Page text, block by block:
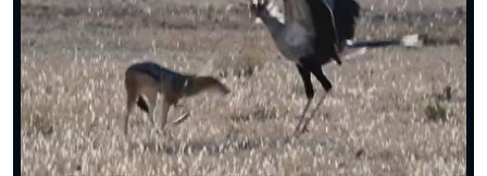
دعای روز چهارم ماه مبارک رمضان؛ ۳ اسفند ۱۴۰۴
دعای روز سوم ماه مبارک رمضان؛ ۱۴ اسفند ۱۴۰۴
دعای روز دوم ماه مبارک رمضان ۱ اسفند ماه ۱۴۰۴
دعای روز اول ماه مبارک رمضان، ۳۰ بهمن ۱۴۰۴
حضرت زینب(س) چگونه از دنیا رفت؟
بهترین پیامک تبریک روز پدر ۱۴۰۴؛ جملات زیبا و صمیمانه